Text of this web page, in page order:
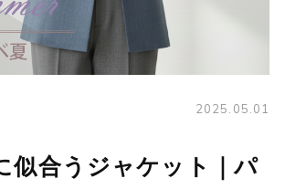
2025.05.01
似合うジャケット｜パ